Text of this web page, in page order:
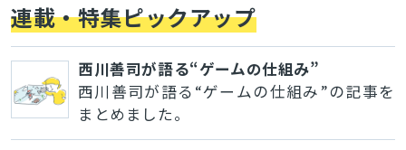
連載・特集ピックアップ
西川善司が語る“ゲームの仕組み”
西川善司が語る“ゲームの仕組み”の記事を
まとめました。